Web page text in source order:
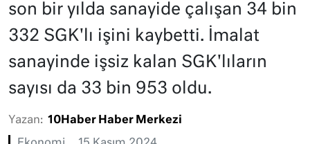
son bir yılda sanayide çalışan 34 bin
332 SGK'lı işini kaybetti. İmalat
sanayinde işsiz kalan SGK'lıların
sayısı da 33 bin 953 oldu.
Yazan: 10Haber Haber Merkezi